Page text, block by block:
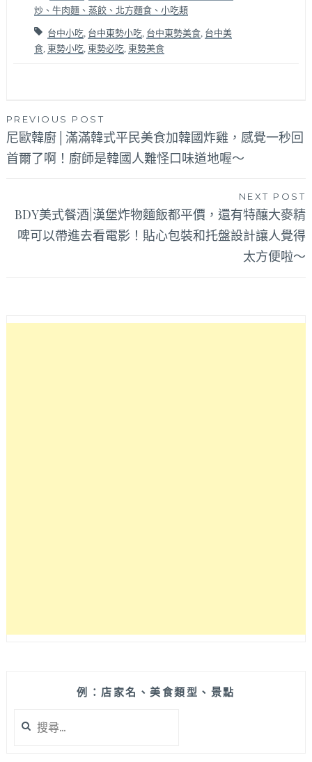
炒、牛肉麵、蒸餃、北方麵食、小吃類
台中小吃, 台中東勢小吃, 台中東勢美食, 台中美
食, 東勢小吃, 東勢必吃, 東勢美食
文
章
導
PREVIOUS POST
尼歐韓廚│滿滿韓式平民美食加韓國炸雞，感覺一秒回
首爾了啊！廚師是韓國人難怪口味道地喔～
NEXT POST
BDY美式餐酒|漢堡炸物麵飯都平價，還有特釀大麥精
啤可以帶進去看電影！貼心包裝和托盤設計讓人覺得
太方便啦～
例：店家名、美食類型、景點
尋